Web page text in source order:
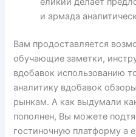
и армада
Вам продоставляется
обучающие заметки,
вдобавок использованию
аналитику вдобавок
рынкам. А как выдумали
пополнен, Вы можете
гостиночную платформу а